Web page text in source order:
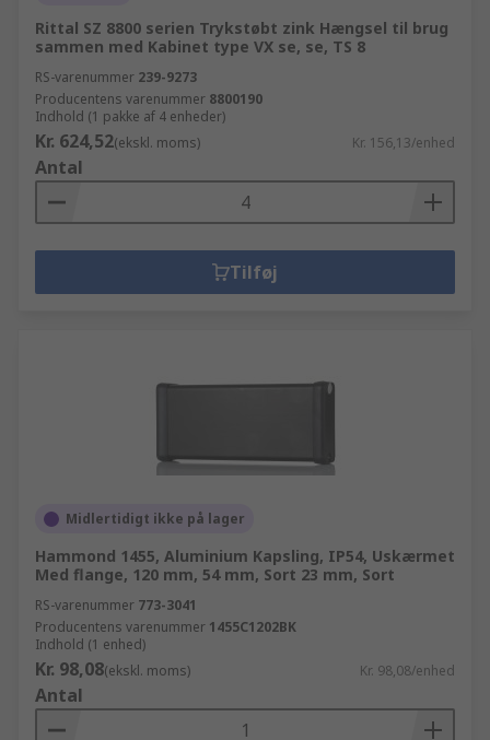
Rittal SZ 8800 serien Trykstøbt zink Hængsel til brug
sammen med Kabinet type VX se, se, TS 8
RS-varenummer 239-9273
Producentens varenummer 8800190
Indhold (1 pakke af 4 enheder)
Kr. 624,52(ekskl. moms) Kr. 156,13/enhed
Antal
Tilføj
Midlertidigt ikke på lager
Hammond 1455, Aluminium Kapsling, IP54, Uskærmet
Med flange, 120 mm, 54 mm, Sort 23 mm, Sort
RS-varenummer 773-3041
Producentens varenummer 1455C1202BK
Indhold (1 enhed)
Kr. 98,08(ekskl. moms) Kr. 98,08/enhed
Antal